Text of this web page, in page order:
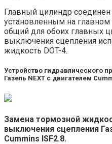
Главный цилиндр
установленным на
общий для обоих главных
выключения сцепления
жидкость DOT-4.
Устройство гидравлического
Газель NEXT с двигателем
Замена тормозной
выключения сцепления
Cummins ISF2.8.